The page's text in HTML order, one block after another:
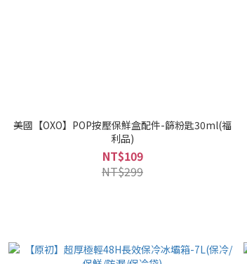
美國【OXO】POP按壓保鮮盒配件-篩粉匙30ml(福
利品)
NT$109
NT$299